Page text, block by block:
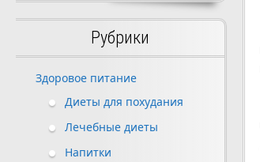
Рубрики
Здоровое питание
Диеты для похудания
Лечебные диеты
Напитки